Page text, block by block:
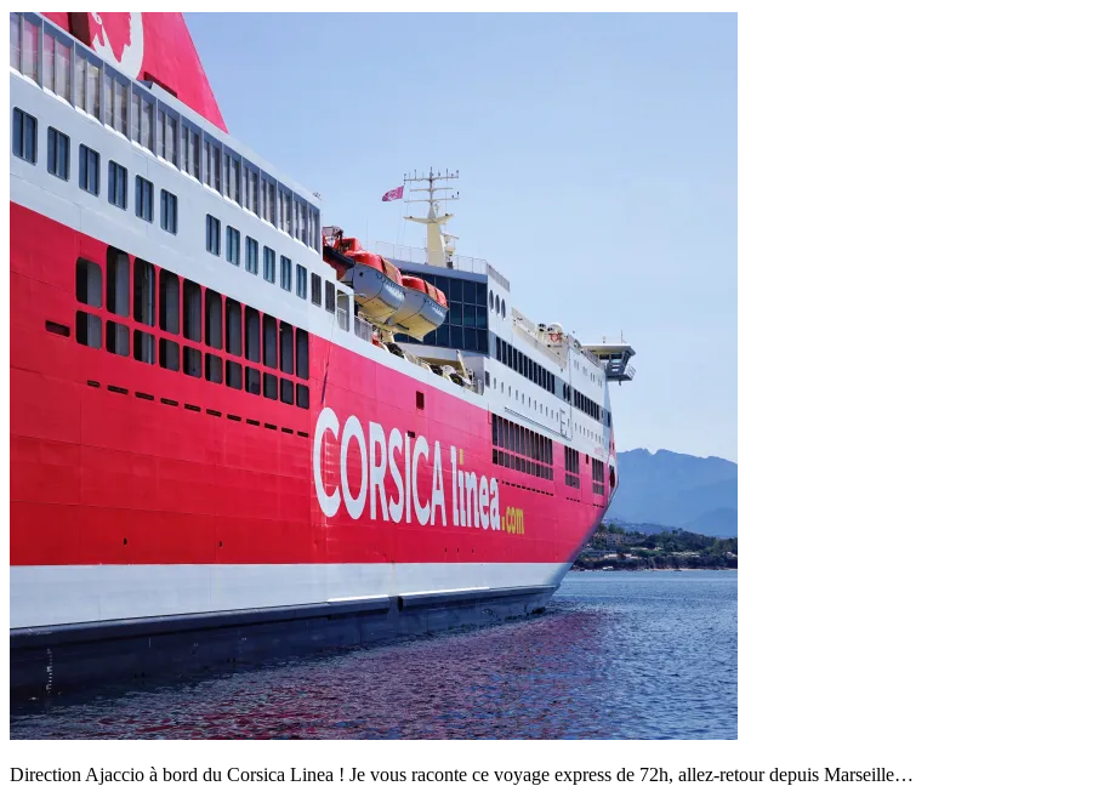
Direction Ajaccio à bord du Corsica Linea ! Je vous raconte ce voyage express de 72h, allez-retour depuis Marseille…